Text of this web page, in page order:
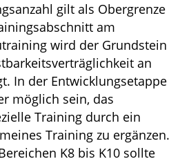
gilt als Obergrenze
am
wird der Grundstein
an
In der Entwicklungsetappe
möglich sein, das
Training durch ein
Training zu ergänzen.
K8 bis K10 sollte